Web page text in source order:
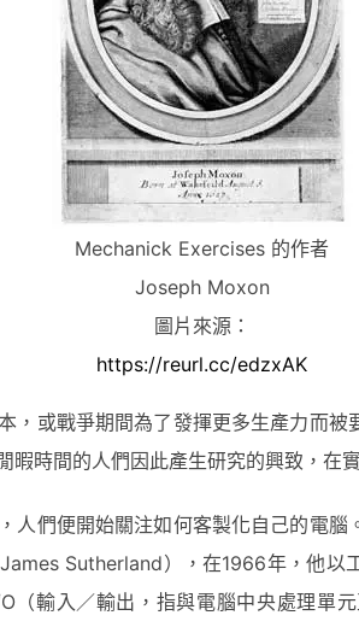
Mechanick Exercises 的作者
Joseph Moxon
圖片來源：
https://reurl.cc/edzxAK
，或戰爭期間為了發揮更多生產力而
暇時間的人們因此產生研究的興致，在
人們便開始關注如何客製化自己的電腦
Sutherland），在1966年，他以
（輸入／輸出，指與電腦中央處理單